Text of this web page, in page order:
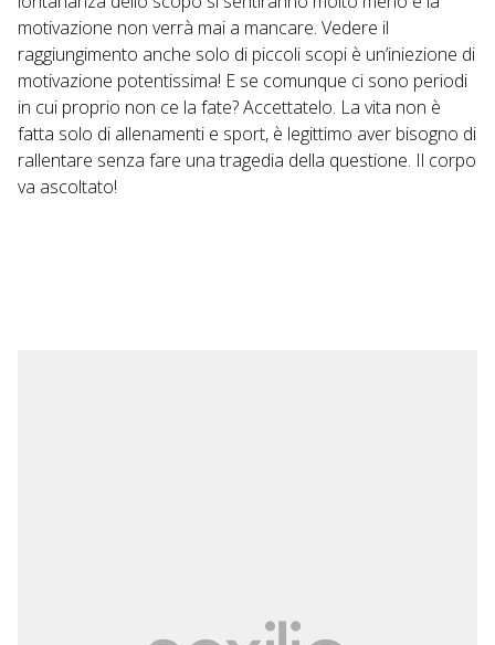
motivazione non verrà mai a mancare. Vedere il
raggiungimento anche solo di piccoli scopi è un’iniezione di
motivazione potentissima! E se comunque ci sono periodi
in cui proprio non ce la fate? Accettatelo. La vita non è
fatta solo di allenamenti e sport, è legittimo aver bisogno di
rallentare senza fare una tragedia della questione. Il corpo
va ascoltato!